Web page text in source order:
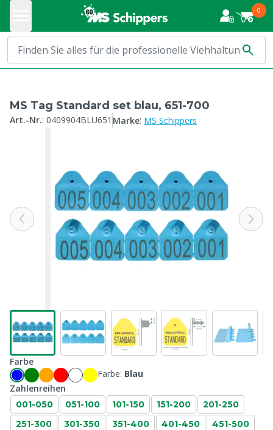
0
MS Tag Standard set blau, 651-700
Art.-Nr.: 0409904BLU651 Marke: MS Schippers
Farbe
Farbe: Blau
Zahlenreihen
001-050 051-100 101-150 151-200
201-250
251-300
301-350 351-400 401-450
451-500